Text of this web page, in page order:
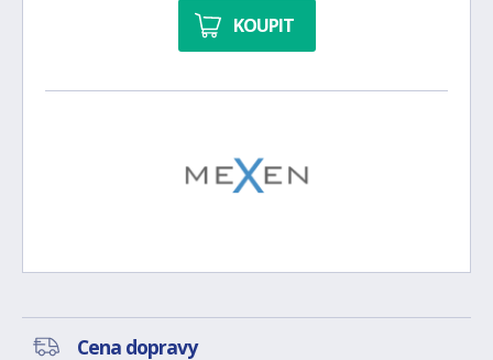
KOUPIT
Cena dopravy